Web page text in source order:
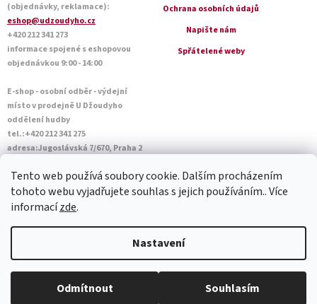
Tento web používá soubory cookie. Dalším procházením
tohoto webu vyjadřujete souhlas s jejich používáním.. Více
informacízde.
Nastavení
Odmítnout Souhlasím
(objednávky, reklamace):
eshop@udzoudyho.cz
+420 212 341 273
informace spojené s eshopovou
objednávkou 9:00 - 14:00
E-shop - osobní odběr - výdejní
místo v prodejně U Džoudyho
oddělení hudby
tel.:+420 212 341 275
adresa:Jugoslávská 7/670, Praha 2
Sobota: 10:00 - 14:45
Ochrana osobních údajů
Napište nám
Spřátelené weby
Copyright 2026U Džoudyho. Všechna práva vyhrazena.